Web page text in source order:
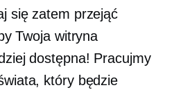
się zatem przejąć
Twoja witryna
dostępna! Pracujmy
który będzie